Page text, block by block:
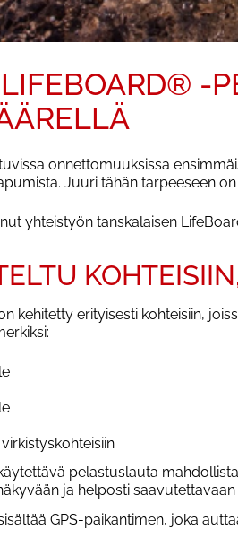
-
onnettomuuksissa
Juuri tähän tarpeeseen
yhteistyön tanskalaisen
kehitetty erityisesti kohteisiin,
pelastuslauta
ja helposti
GPS-paikantimen, joka